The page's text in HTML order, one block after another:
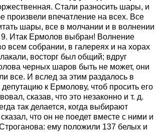
Стали разносить шары, и
произвели впечатление на всех. Все
шары, все в молчании и в волнении
9. Итак Ермолов выбран! Волнение
всем собрании, в галереях и на хорах
восторг был общий; вдруг
черных шаров быть не может, они
все. И вслед за этим раздалось в
к Ермолову, чтоб просить его
сказав, что это незаконно и т. д.
так делается, когда выбирают
что он не поедет вместе с ними и
ему положили 137 белых и